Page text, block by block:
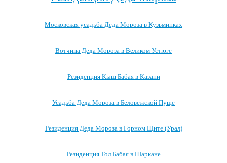
Московская усадьба Деда Мороза в Кузьминках
Вотчина Деда Мороза в Великом Устюге
Резиденция Кыш Бабая в Казани
Усадьба Деда Мороза в Беловежской Пуще
Резиденция Деда Мороза в Горном Щите (Урал)
Резиденция Тол Бабая в Шаркане